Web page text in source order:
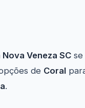
Veneza SC se
de Coral
.